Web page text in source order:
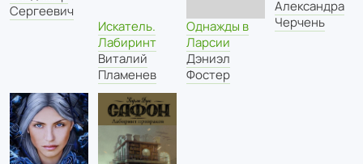
Сергеевич
Искатель.
Лабиринт
Виталий
Пламенев
Однажды в
Ларсии
Дэниэл
Фостер
Александра
Черчень